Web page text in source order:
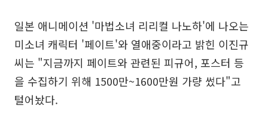
일본 애니메이션 '마법소녀 리리컬 나노하'에 나오는
미소녀 캐릭터 '페이트'와 열애중이라고 밝힌 이진규
씨는 "지금까지 페이트와 관련된 피규어, 포스터 등
을 수집하기 위해 1500만~1600만원 가량 썼다"고
털어놨다.